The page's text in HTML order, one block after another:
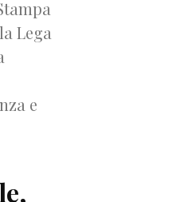
Lega
e